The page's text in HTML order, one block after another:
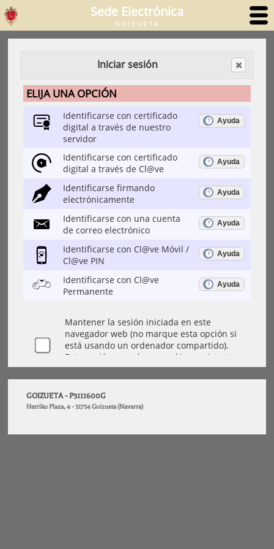
Sede Electrónica
GOIZUETA
Iniciar sesión
GOIZUETA - P3111600G
Herriko Plaza, 4 - 31754 Goizueta (Navarra)